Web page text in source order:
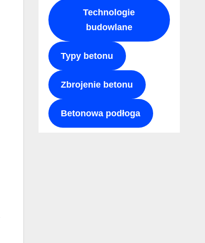
Technologie
budowlane
Typy betonu
Zbrojenie betonu
Betonowa podłoga